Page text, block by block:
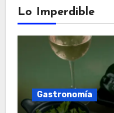
Lo Imperdible
Gastronomía